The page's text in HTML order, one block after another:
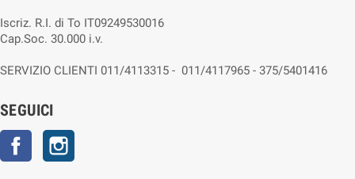
Iscriz. R.I. di To IT09249530016
Cap.Soc. 30.000 i.v.
SERVIZIO CLIENTI 011/4113315 - 011/4117965 - 375/5401416
SEGUICI
Facebook